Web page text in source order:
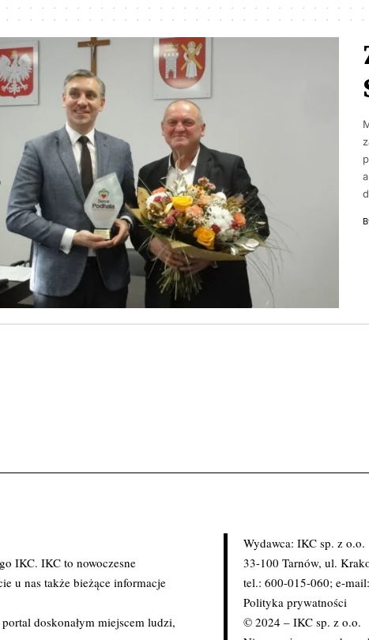
IKC. IKC to nowoczesne
u nas także bieżące informacje
doskonałym miejscem ludzi,
Wydawca: IKC sp. z o.o.
33-100 Tarnów, ul.
tel.: 600-015-060; e-
Polityka prywatności
© 2024 – IKC sp. z o.o.